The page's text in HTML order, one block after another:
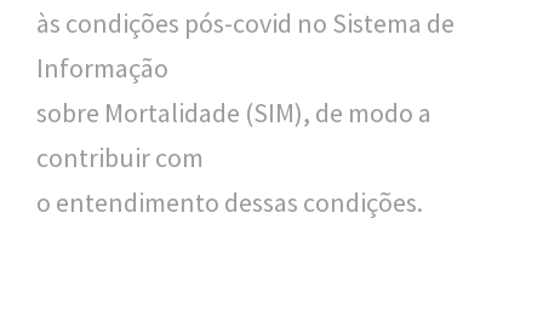
às condições pós-covid no Sistema de
Informação
sobre Mortalidade (SIM), de modo a
contribuir com
o entendimento dessas condições.